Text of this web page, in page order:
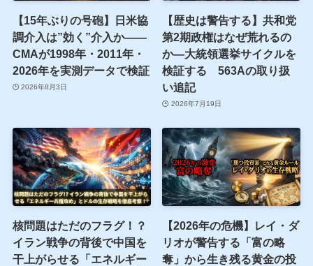
【15年ぶりの号砲】日米協
調介入は”効く”介入か——
CMAが1998年・2011年・
2026年を実測データで検証
2026年8月3日
【歴史は警告する】共和党
第2期政権はなぜ荒れるの
か—大統領選挙サイクルを
検証する 563Aの取り扱
い追記
2026年7月19日
核問題はただのフラグ！？
イラン戦争の背後で中国を
干上がらせる「エネルギー
【2026年の危機】レイ・ダ
リオが警告する「富の略
奪」から生き残る黄金の投